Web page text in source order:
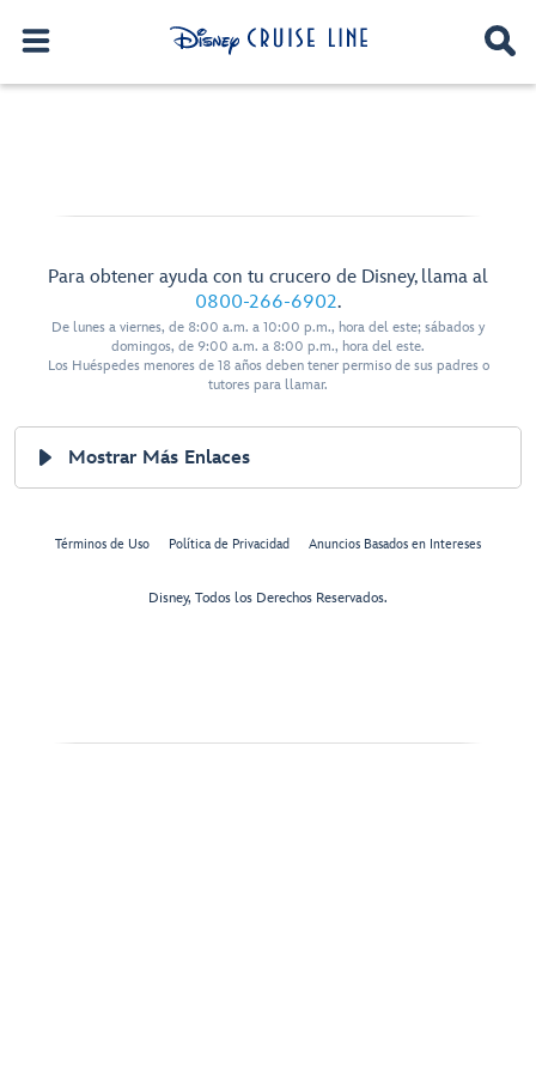
Para obtener ayuda con tu crucero de Disney, llama al
0800-266-6902.
De lunes a viernes, de 8:00 a.m. a 10:00 p.m., hora del este; sábados y
domingos, de 9:00 a.m. a 8:00 p.m., hora del este.
Los Huéspedes menores de 18 años deben tener permiso de sus padres o
tutores para llamar.
Mostrar Más Enlaces
Términos de Uso Política de Privacidad Anuncios Basados en Intereses
Disney, Todos los Derechos Reservados.